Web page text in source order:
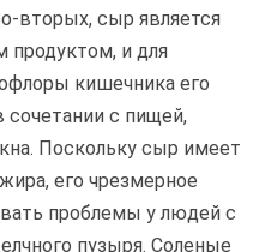
вторых, сыр является
продуктом, и для
кишечника его
сочетании с пищей,
Поскольку сыр имеет
его чрезмерное
проблемы у людей с
пузыря. Соленые